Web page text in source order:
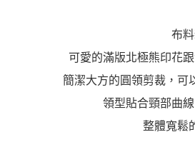
布
可愛的滿版北極熊印花
簡潔大方的圓領剪裁，可
領型貼合頸部曲
整體寬鬆